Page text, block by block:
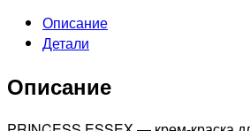
PRINCESS
ESSEX
КРЕМ-
ДЛЯ
Описание
Детали
Описание